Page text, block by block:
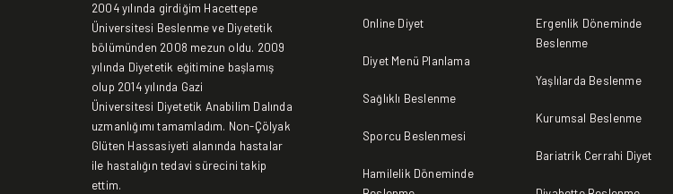
2004 yılında girdiğim Hacettepe
Üniversitesi Beslenme ve Diyetetik
bölümünden 2008 mezun oldu. 2009
yılında Diyetetik eğitimine başlamış
olup 2014 yılında Gazi
Üniversitesi Diyetetik Anabilim Dalında
uzmanlığımı tamamladım. Non-Çölyak
Glüten Hassasiyeti alanında hastalar
ile hastalığın tedavi sürecini takip
ettim.
Online Diyet
Diyet Menü Planlama
Sağlıklı Beslenme
Sporcu Beslenmesi
Hamilelik Döneminde
Ergenlik Döneminde
Beslenme
Yaşlılarda Beslenme
Kurumsal Beslenme
Bariatrik Cerrahi Diyet